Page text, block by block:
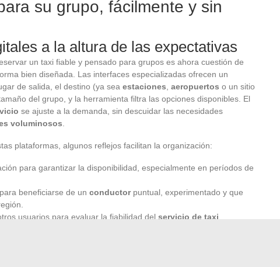
su grupo, fácilmente y sin
a la altura de las expectativas
un taxi fiable y pensado para grupos es ahora cuestión de
bien diseñada. Las interfaces especializadas ofrecen un
de salida, el destino (ya sea estaciones aeropuertos o un sitio
del grupo, y la herramienta filtra las opciones disponibles. El
se ajuste a la demanda, sin descuidar las necesidades
voluminosos
plataformas, algunos reflejos facilitan la organización:
para garantizar la disponibilidad, especialmente en períodos de
para beneficiarse de un conductorpuntual, experimentado y que
usuarios para evaluar la fiabilidad del servicio de taxi